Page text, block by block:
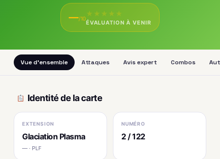
—/10
★ ★ ★ ★ ★
ÉVALUATION À VENIR
Vue d'ensemble Attaques Avis expert Combos
Identité de la carte
EXTENSION
Glaciation Plasma
— · PLF
NUMÉRO
2 / 122